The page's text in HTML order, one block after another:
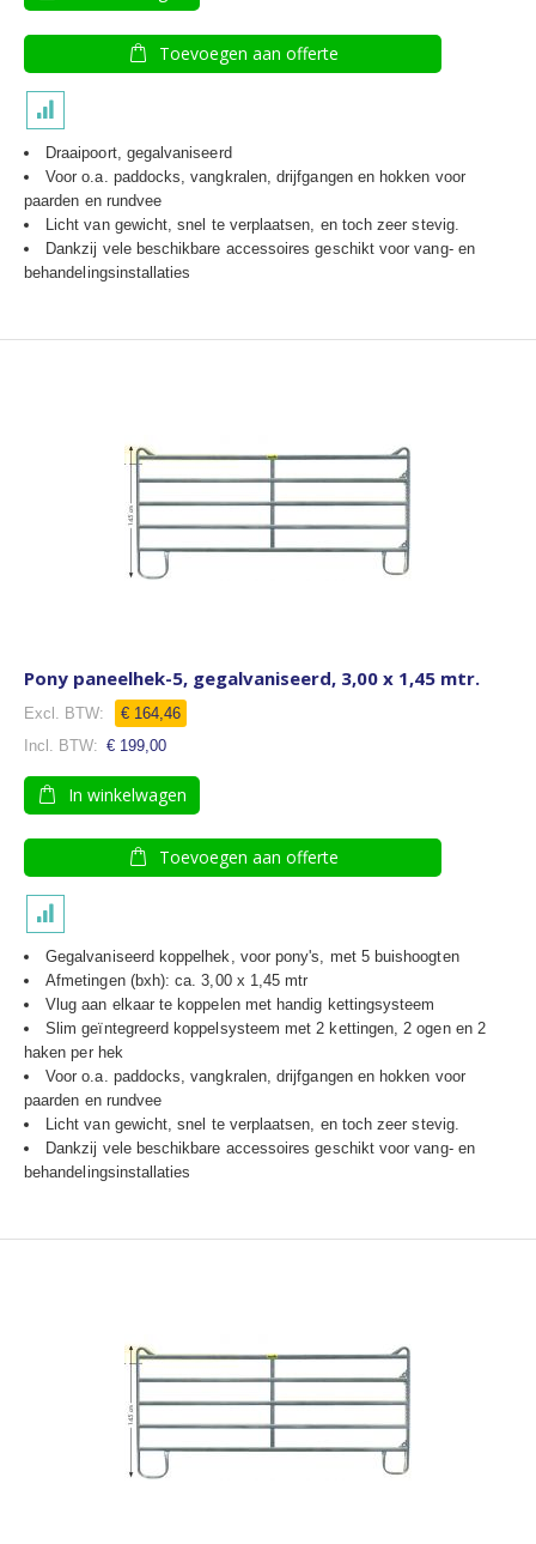
Toevoegen aan offerte
Draaipoort, gegalvaniseerd
Voor o.a. paddocks, vangkralen, drijfgangen en hokken voor
paarden en rundvee
Licht van gewicht, snel te verplaatsen, en toch zeer stevig.
Dankzij vele beschikbare accessoires geschikt voor vang- en
behandelingsinstallaties
Pony paneelhek-5, gegalvaniseerd, 3,00 x 1,45 mtr.
€ 164,46
€ 199,00
In winkelwagen
Toevoegen aan offerte
Gegalvaniseerd koppelhek, voor pony's, met 5 buishoogten
Afmetingen (bxh): ca. 3,00 x 1,45 mtr
Vlug aan elkaar te koppelen met handig kettingsysteem
Slim geïntegreerd koppelsysteem met 2 kettingen, 2 ogen en 2
haken per hek
Voor o.a. paddocks, vangkralen, drijfgangen en hokken voor
paarden en rundvee
Licht van gewicht, snel te verplaatsen, en toch zeer stevig.
Dankzij vele beschikbare accessoires geschikt voor vang- en
behandelingsinstallaties